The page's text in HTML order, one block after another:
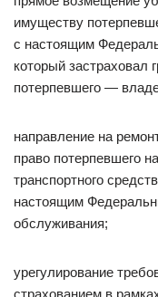
имуществу
с настоящим
который застраховал
потерпевшего —
направление на
право потерпевшего
транспортного
настоящим
обслуживания;
урегулирование
страхованием в